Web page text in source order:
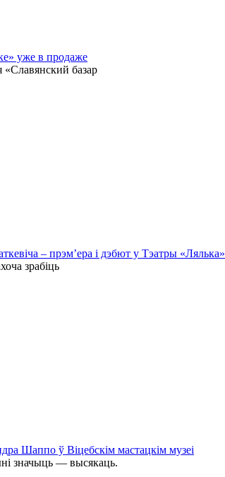
уже в продаже
базар
– прэм’ера і дэбют у Тэатры «Лялька»
зрабіць
Шаппо ў Віцебскім мастацкім музеі
значыць — высякаць.